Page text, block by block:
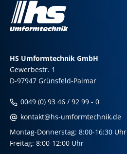
HS Umformtechnik GmbH
Gewerbestr. 1
D-97947 Grünsfeld-Paimar
0049 (0) 93 46 / 92 99 - 0
kontakt@hs-umformtechnik.de
Montag-Donnerstag: 8:00-16:30 Uhr
Freitag: 8:00-12:00 Uhr